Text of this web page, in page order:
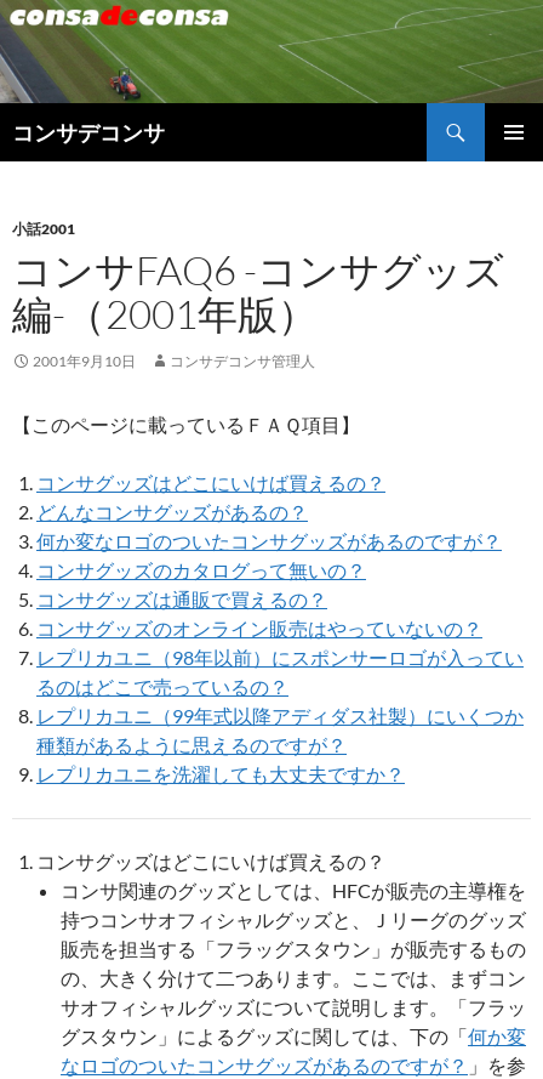
コンサデコンサ
索
ン
へ
ス
キ
ッ
小話2001
コンサFAQ6 -コンサグッズ
編-（2001年版）
2001年9月10日 コンサデコンサ管理人
【このページに載っているＦＡＱ項目】
コンサグッズはどこにいけば買えるの？
どんなコンサグッズがあるの？
何か変なロゴのついたコンサグッズがあるのですが？
コンサグッズのカタログって無いの？
コンサグッズは通販で買えるの？
コンサグッズのオンライン販売はやっていないの？
レプリカユニ（98年以前）にスポンサーロゴが入ってい
るのはどこで売っているの？
レプリカユニ（99年式以降アディダス社製）にいくつか
種類があるように思えるのですが？
レプリカユニを洗濯しても大丈夫ですか？
コンサグッズはどこにいけば買えるの？
コンサ関連のグッズとしては、HFCが販売の主導権を
持つコンサオフィシャルグッズと、Ｊリーグのグッズ
販売を担当する「フラッグスタウン」が販売するもの
の、大きく分けて二つあります。ここでは、まずコン
サオフィシャルグッズについて説明します。「フラッ
グスタウン」によるグッズに関しては、下の「何か変
なロゴのついたコンサグッズがあるのですが？ 」を参